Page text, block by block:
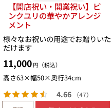
【開店祝い・開業祝い】ピ
ンクユリの華やかアレンジ
メント
様々なお祝いの用途でお贈りいた
だけます
11,000 円（税込）
高さ63×幅50×奥行34cm
4.66 （47）